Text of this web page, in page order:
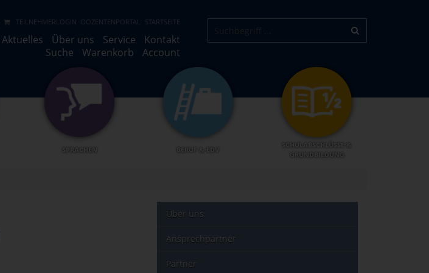
TEILNEHMERLOGIN DOZENTENPORTAL STARTSEITE
Aktuelles Über uns Service
Kontakt
Suche
Warenkorb Account
SPRACHEN BERUF & EDV
SCHULABSCHLÜSSE &
GRUNDBILDUNG
Über uns
Ansprechpartner
Partner